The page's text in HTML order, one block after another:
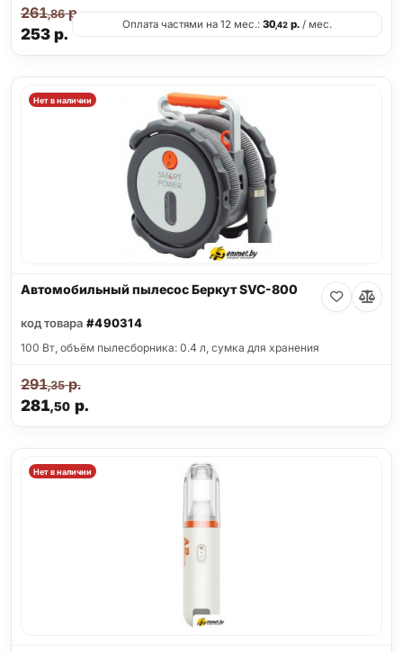
253р.
261,86р.
Оплата частями на 12 мес.: 30,42р./ мес.
Нет в наличии
Автомобильный пылесос Беркут SVC-800
код товара #490314
100 Вт, объём пылесборника: 0.4 л, сумка для хранения
281,50р.
291,35р.
Нет в наличии